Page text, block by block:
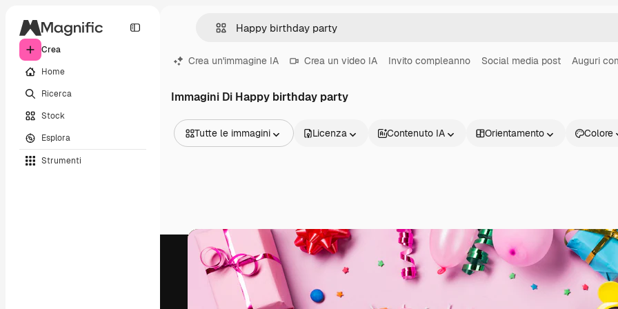
Crea
Home
Ricerca
Stock
Esplora
Strumenti
Crea un'immagine IA Crea un video IA Invito compleanno Social media post Auguri
Immagini Di Happy birthday party
Tutte le immagini
Video
Clip video
Motion graphic
Modelli di video
Licenza Contenuto IA Orientamento Colore
Inizia